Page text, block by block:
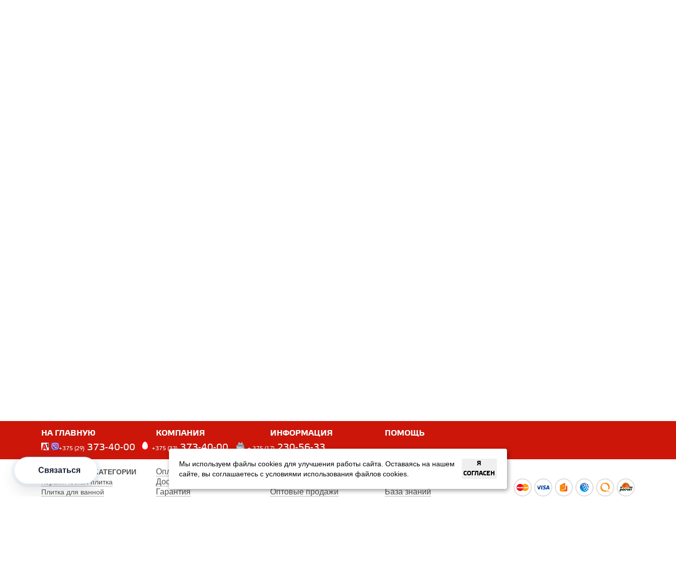
НА ГЛАВНУЮ КОМПАНИЯ ИНФОРМАЦИЯ ПОМОЩЬ
+375 (29) 373-40-00 +375 (33) 373-40-00 + 375 (17) 230-56-33
ПОПУЛЯРНЫЕ КАТЕГОРИИ
Керамическая плитка
Плитка для ванной
Оплата
Доставка
Гарантия
Оплата
Оптовые продажи
Услуги
База знаний
Связаться
Мы используем файлы cookies для улучшения работы сайта. Оставаясь на нашем
сайте, вы соглашаетесь с условиями использования файлов cookies.
Я
СОГЛАСЕН